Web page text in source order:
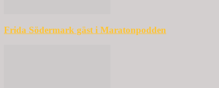
Frida Södermark gäst i Maratonpodden